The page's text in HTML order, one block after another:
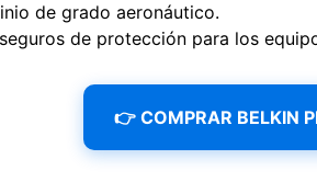
de grado aeronáutico.
de protección para los
👉 COMPRAR BELKIN